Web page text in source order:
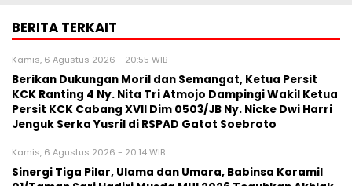
BERITA TERKAIT
Kamis, 6 Agustus 2026 - 20:55 WIB
Berikan Dukungan Moril dan Semangat, Ketua Persit
KCK Ranting 4 Ny. Nita Tri Atmojo Dampingi Wakil Ketua
Persit KCK Cabang XVII Dim 0503/JB Ny. Nicke Dwi Harri
Jenguk Serka Yusril di RSPAD Gatot Soebroto
Kamis, 6 Agustus 2026 - 20:14 WIB
Sinergi Tiga Pilar, Ulama dan Umara, Babinsa Koramil